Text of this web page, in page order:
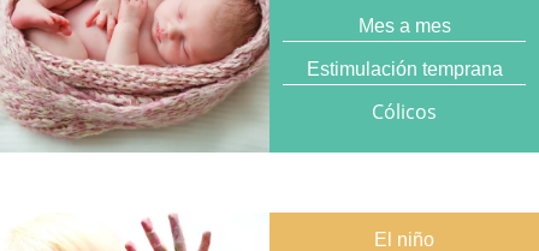
Mes a mes
Estimulación temprana
Cólicos
El niño